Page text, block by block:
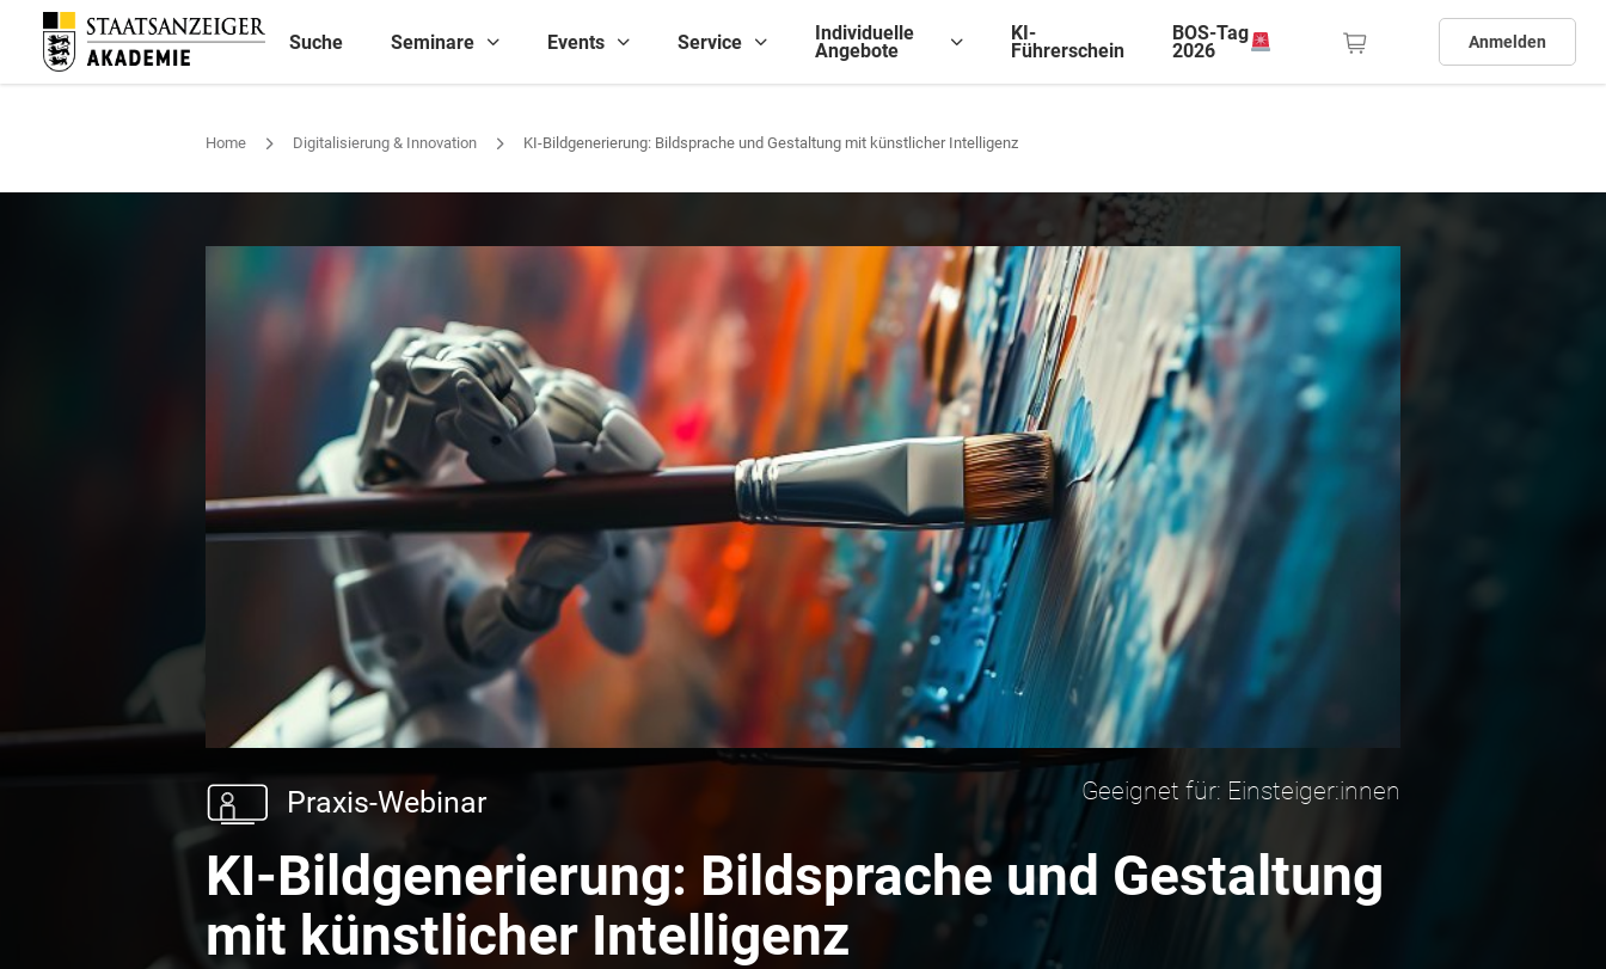
Suche Seminare Events Service Individuelle
Angebote
KI-
Führerschein
BOS-Tag
2026 Anmelden
Home Digitalisierung & Innovation KI-Bildgenerierung: Bildsprache und Gestaltung mit künstlicher Intelligenz
Praxis-Webinar Geeignet für: Einsteiger:innen
KI-Bildgenerierung: Bildsprache und Gestaltung
mit künstlicher Intelligenz